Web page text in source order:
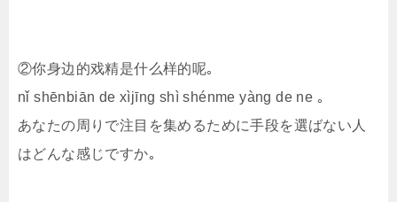
②你身边的戏精是什么样的呢｡
nǐ shēnbiān de xìjīng shì shénme yàng de ne ｡
あなたの周りで注目を集めるために手段を選ばない人
はどんな感じですか｡